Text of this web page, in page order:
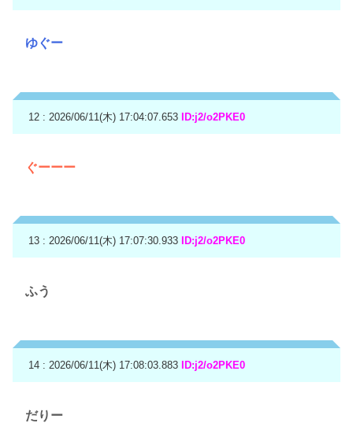
ゆぐー
12 : 2026/06/11(木) 17:04:07.653 ID:j2/o2PKE0
ぐーーー
13 : 2026/06/11(木) 17:07:30.933 ID:j2/o2PKE0
ふう
14 : 2026/06/11(木) 17:08:03.883 ID:j2/o2PKE0
だりー